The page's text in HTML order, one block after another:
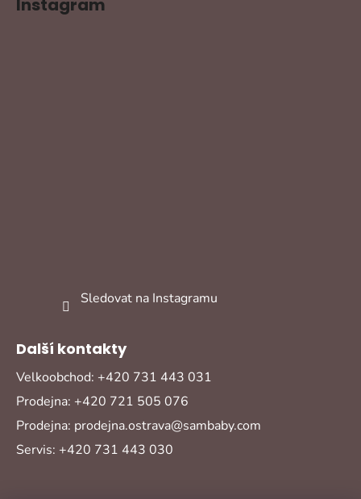
Instagram
Sledovat na Instagramu
Další kontakty
Velkoobchod: +420 731 443 031
Prodejna: +420 721 505 076
Prodejna: prodejna.ostrava@sambaby.com
Servis: +420 731 443 030